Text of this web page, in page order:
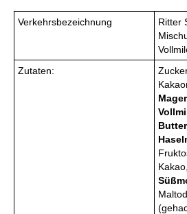
Verkehrsbezeichnung
Ritter
Zutaten:
Kakao,